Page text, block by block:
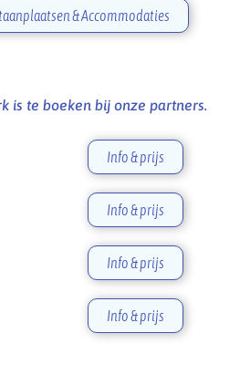
& Accommodaties
is te boeken bij onze partners.
Info & prijs
Info & prijs
Info & prijs
Info & prijs